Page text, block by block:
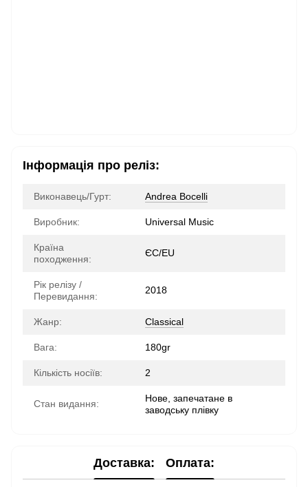
Інформація про реліз:
Виконавець/Гурт: Andrea Bocelli
Виробник: Universal Music
Країна
походження:
ЄС/EU
Рік релізу /
Перевидання:
2018
Жанр: Classical
Вага: 180gr
Кількість носіїв: 2
Стан видання:
Нове, запечатане в
заводську плівку
Доставка: Оплата: